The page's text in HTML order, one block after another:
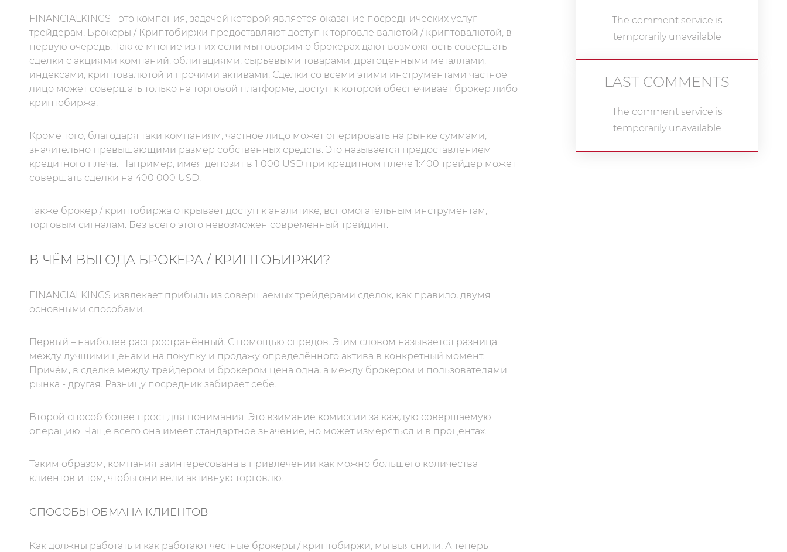
FINANCIALKINGS - это компания, задачей которой является оказание посреднических услуг
трейдерам. Брокеры / Криптобиржи предоставляют доступ к торговле валютой / криптовалютой, в
первую очередь. Также многие из них если мы говорим о брокерах дают возможность совершать
сделки с акциями компаний, облигациями, сырьевыми товарами, драгоценными металлами,
индексами, криптовалютой и прочими активами. Сделки со всеми этими инструментами частное
лицо может совершать только на торговой платформе, доступ к которой обеспечивает брокер либо
криптобиржа.
Кроме того, благодаря таки компаниям, частное лицо может оперировать на рынке суммами,
значительно превышающими размер собственных средств. Это называется предоставлением
кредитного плеча. Например, имея депозит в 1 000 USD при кредитном плече 1:400 трейдер может
совершать сделки на 400 000 USD.
Также брокер / криптобиржа открывает доступ к аналитике, вспомогательным инструментам,
торговым сигналам. Без всего этого невозможен современный трейдинг.
В ЧЁМ ВЫГОДА БРОКЕРА / КРИПТОБИРЖИ?
FINANCIALKINGS извлекает прибыль из совершаемых трейдерами сделок, как правило, двумя
основными способами.
Первый – наиболее распространённый. С помощью спредов. Этим словом называется разница
между лучшими ценами на покупку и продажу определённого актива в конкретный момент.
Причём, в сделке между трейдером и брокером цена одна, а между брокером и пользователями
рынка - другая. Разницу посредник забирает себе.
Второй способ более прост для понимания. Это взимание комиссии за каждую совершаемую
операцию. Чаще всего она имеет стандартное значение, но может измеряться и в процентах.
Таким образом, компания заинтересована в привлечении как можно большего количества
клиентов и том, чтобы они вели активную торговлю.
СПОСОБЫ ОБМАНА КЛИЕНТОВ
Как должны работать и как работают честные брокеры / криптобиржи, мы выяснили. А теперь
The comment service is
temporarily unavailable
LAST COMMENTS
The comment service is
temporarily unavailable